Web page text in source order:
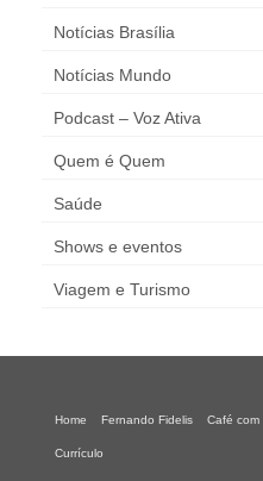
Notícias Brasília
Notícias Mundo
Podcast – Voz Ativa
Quem é Quem
Saúde
Shows e eventos
Viagem e Turismo
Home Fernando Fidelis Café com
Currículo